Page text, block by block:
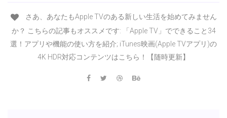
さあ、あなたもApple TVのある新しい生活を始めてみません
か？ こちらの記事もオススメです: 「Apple TV」でできること34
選！アプリや機能の使い方を紹介; iTunes映画(Apple TVアプリ)の
4K HDR対応コンテンツはこちら！【随時更新】